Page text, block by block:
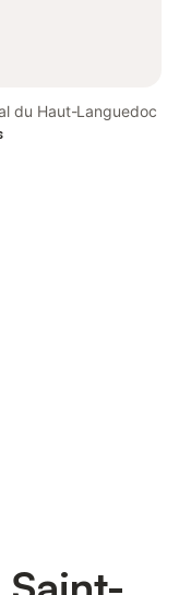
du Haut-Languedoc